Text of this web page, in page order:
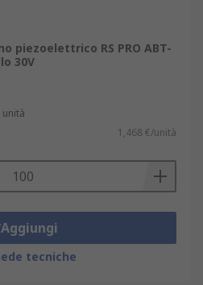
piezoelettrico RS PRO ABT-
30V
1,468 €/unità
Aggiungi
tecniche